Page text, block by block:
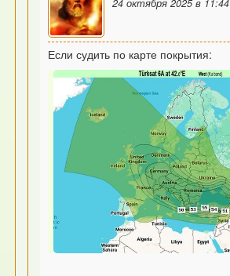
24 октября 2025 в 11:44
Если судить по карте покрытия: